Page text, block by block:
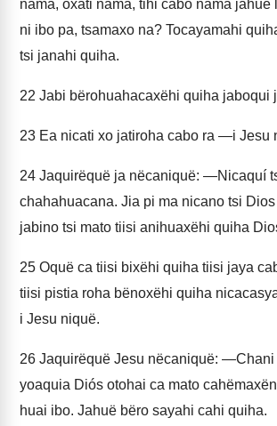
nama, oxati nama, tihi cabo nama jahuë
ni ibo pa, tsamaxo na? Tocayamahi
tsi janahi quiha.
22 Jabi bërohuahacaxëhi quiha jaboqui
23 Ea nicati xo jatiroha cabo ra —i Jesu
24 Jaquirëquë ja nëcaniquë: —Nicaquí
chahahuacana. Jia pi ma nicano tsi
jabino tsi mato tiisi anihuaxëhi quiha
25 Oquë ca tiisi bixëhi quiha tiisi jaya
tiisi pistia roha bënoxëhi quiha
i Jesu niquë.
26 Jaquirëquë Jesu nëcaniquë: —Chani
yoaquia Diós otohai ca mato
huai ibo. Jahuë bëro sayahi cahi quiha.